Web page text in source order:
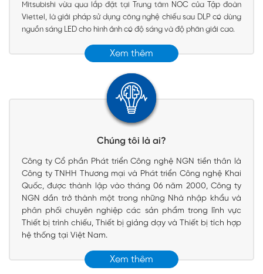
Mitsubishi vừa qua lắp đặt tại Trung tâm NOC của Tập đoàn
Viettel, là giải pháp sử dụng công nghệ chiếu sau DLP có dùng
nguồn sáng LED cho hình ảnh có độ sáng và độ phân giải cao.
Xem thêm
Chúng tôi là ai?
Công ty Cổ phần Phát triển Công nghệ NGN tiền thân là
Công ty TNHH Thương mại và Phát triển Công nghệ Khai
Quốc, được thành lập vào tháng 06 năm 2000, Công ty
NGN dần trở thành một trong những Nhà nhập khẩu và
phân phối chuyên nghiệp các sản phẩm trong lĩnh vực
Thiết bị trình chiếu, Thiết bị giảng dạy và Thiết bị tích hợp
hệ thống tại Việt Nam.
Xem thêm